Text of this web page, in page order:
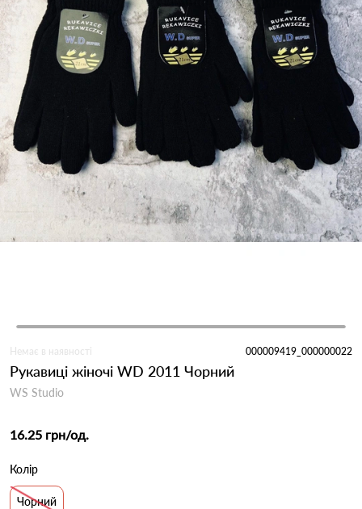
Немає в наявності 000009419_000000022
Рукавиці жіночі WD 2011 Чорний
WS Studio
16.25 грн/од.
Колір
Чорний